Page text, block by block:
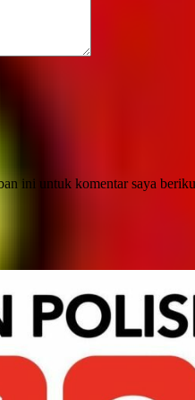
ini untuk komentar saya